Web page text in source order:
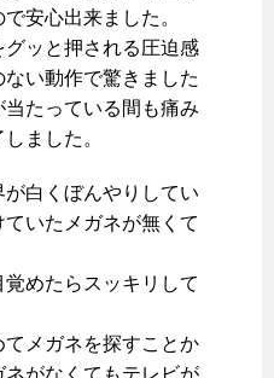
安心出来ました。
ッと押される圧迫感
い動作で驚きました
たっている間も痛み
ました。
白くぼんやりしてい
いたメガネが無くて
めたらスッキリして
メガネを探すことか
がなくてもテレビが